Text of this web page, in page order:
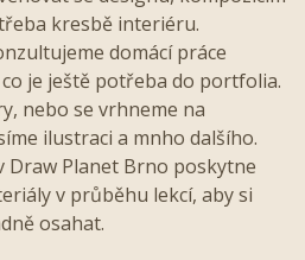
kresbě interiéru.
domácí práce
je ještě potřeba do portfolia.
nebo se vrhneme na
ilustraci a mnho dalšího.
Draw Planet Brno poskytne
v průběhu lekcí, aby si
osahat.